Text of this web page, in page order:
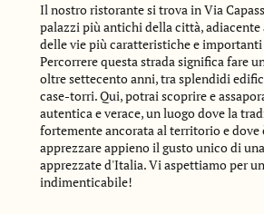
Il nostro ristorante si trova in Via
palazzi più antichi della città, adiacente
delle vie più caratteristiche e
Percorrere questa strada significa fare
oltre settecento anni, tra splendidi
case-torri. Qui, potrai scoprire e
autentica e verace, un luogo dove la
fortemente ancorata al territorio e dove
apprezzare appieno il gusto unico di
apprezzate d'Italia. Vi aspettiamo per
indimenticabile!